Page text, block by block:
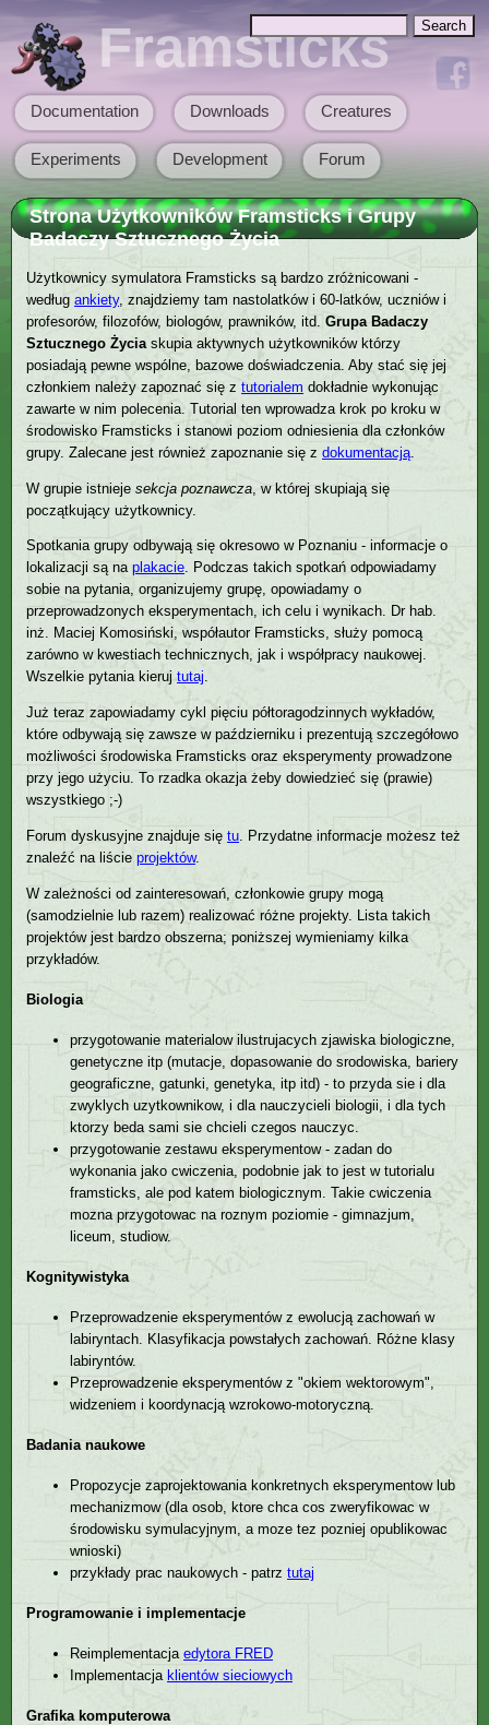
Framsticks
Search form
Main menu
Documentation Downloads Creatures
Experiments Development Forum
Strona Użytkowników Framsticks i Grupy
Badaczy Sztucznego Życia
Użytkownicy symulatora Framsticks są bardzo zróżnicowani -
wedługankiety, znajdziemy tam nastolatków i 60-latków, uczniów i
profesorów, filozofów, biologów, prawników, itd.Grupa Badaczy
Sztucznego Życia skupia aktywnych użytkowników którzy
posiadają pewne wspólne, bazowe doświadczenia. Aby stać się jej
członkiem należy zapoznać się ztutorialem dokładnie wykonując
zawarte w nim polecenia. Tutorial ten wprowadza krok po kroku w
środowisko Framsticks i stanowi poziom odniesienia dla członków
grupy. Zalecane jest również zapoznanie się zdokumentacją
W grupie istniejesekcja poznawcza , w której skupiają się
początkujący użytkownicy.
Spotkania grupy odbywają się okresowo w Poznaniu - informacje o
lokalizacji są naplakacie. Podczas takich spotkań odpowiadamy
sobie na pytania, organizujemy grupę, opowiadamy o
przeprowadzonych eksperymentach, ich celu i wynikach. Dr hab.
inż. Maciej Komosiński, współautor Framsticks, służy pomocą
zarówno w kwestiach technicznych, jak i współpracy naukowej.
Wszelkie pytania kierujtutaj.
Już teraz zapowiadamy cykl pięciu półtoragodzinnych wykładów,
które odbywają się zawsze w październiku i prezentują szczegółowo
możliwości środowiska Framsticks oraz eksperymenty prowadzone
przy jego użyciu. To rzadka okazja żeby dowiedzieć się (prawie)
wszystkiego ;-)
Forum dyskusyjne znajduje siętu. Przydatne informacje możesz też
znaleźć na liścieprojektów.
W zależności od zainteresowań, członkowie grupy mogą
(samodzielnie lub razem) realizować różne projekty. Lista takich
projektów jest bardzo obszerna; poniższej wymieniamy kilka
przykładów.
Biologia
przygotowanie materialow ilustrujacych zjawiska biologiczne,
genetyczne itp (mutacje, dopasowanie do srodowiska, bariery
geograficzne, gatunki, genetyka, itp itd) - to przyda sie i dla
zwyklych uzytkownikow, i dla nauczycieli biologii, i dla tych
ktorzy beda sami sie chcieli czegos nauczyc.
przygotowanie zestawu eksperymentow - zadan do
wykonania jako cwiczenia, podobnie jak to jest w tutorialu
framsticks, ale pod katem biologicznym. Takie cwiczenia
mozna przygotowac na roznym poziomie - gimnazjum,
liceum, studiow.
Kognitywistyka
Przeprowadzenie eksperymentów z ewolucją zachowań w
labiryntach. Klasyfikacja powstałych zachowań. Różne klasy
labiryntów.
Przeprowadzenie eksperymentów z "okiem wektorowym",
widzeniem i koordynacją wzrokowo-motoryczną.
Badania naukowe
Propozycje zaprojektowania konkretnych eksperymentow lub
mechanizmow (dla osob, ktore chca cos zweryfikowac w
środowisku symulacyjnym, a moze tez pozniej opublikowac
wnioski)
przykłady prac naukowych - patrztutaj
Programowanie i implementacje
Reimplementacjaedytora FRED
Implementacja klientów sieciowych
Grafika komputerowa